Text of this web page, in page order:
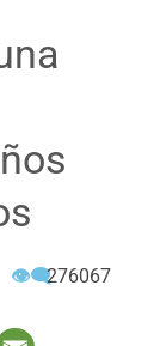
👁‍🗨276067